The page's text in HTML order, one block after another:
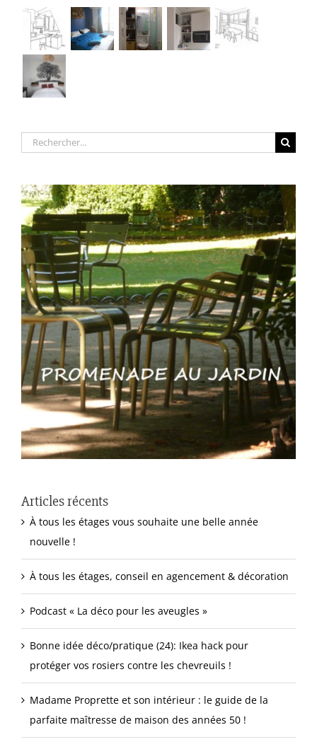
Rechercher:
Articles récents
À tous les étages vous souhaite une belle année
nouvelle !
À tous les étages, conseil en agencement & décoration
Podcast « La déco pour les aveugles »
Bonne idée déco/pratique (24): Ikea hack pour
protéger vos rosiers contre les chevreuils !
Madame Proprette et son intérieur : le guide de la
parfaite maîtresse de maison des années 50 !